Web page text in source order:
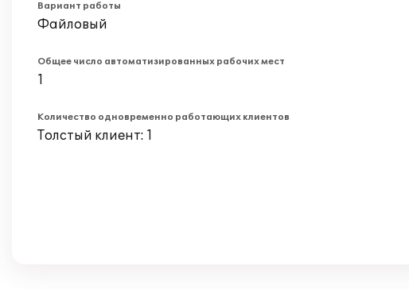
Вариант работы
Файловый
Общее число автоматизированных рабочих мест
1
Количество одновременно работающих клиентов
Толстый клиент: 1